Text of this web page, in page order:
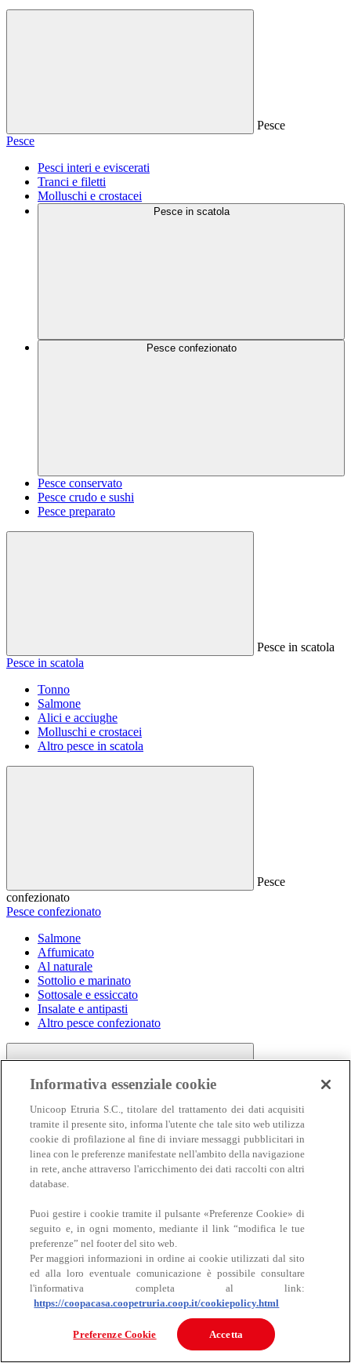
Pesce
Pesce
Pesci interi e eviscerati
Tranci e filetti
Molluschi e crostacei
Pesce in scatola
Pesce confezionato
Pesce conservato
Pesce crudo e sushi
Pesce preparato
Pesce in scatola
Pesce in scatola
Tonno
Salmone
Alici e acciughe
Molluschi e crostacei
Altro pesce in scatola
Pesce
confezionato
Pesce confezionato
Salmone
Affumicato
Al naturale
Sottolio e marinato
Sottosale e essiccato
Insalate e antipasti
Altro pesce confezionato
Carne
Carne
Bovino
Informativa essenziale cookie
Unicoop Etruria S.C., titolare del trattamento dei dati acquisiti
tramite il presente sito, informa l'utente che tale sito web utilizza
cookie di profilazione al fine di inviare messaggi pubblicitari in
linea con le preferenze manifestate nell'ambito della navigazione
in rete, anche attraverso l'arricchimento dei dati raccolti con altri
database.
Puoi gestire i cookie tramite il pulsante «Preferenze Cookie» di
seguito e, in ogni momento, mediante il link “modifica le tue
preferenze” nel footer del sito web.
Per maggiori informazioni in ordine ai cookie utilizzati dal sito
ed alla loro eventuale comunicazione è possibile consultare
l'informativa completa al link:
https://coopacasa.coopetruria.coop.it/cookiepolicy.html
Preferenze Cookie Accetta